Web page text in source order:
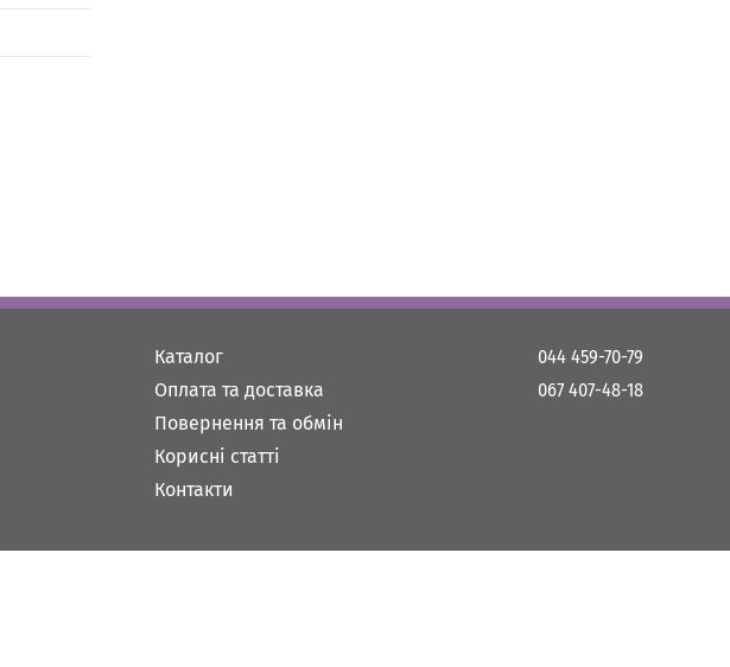
Каталог
Оплата та доставка
Повернення та обмін
Корисні статті
Контакти
044 459-70-79
067 407-48-18